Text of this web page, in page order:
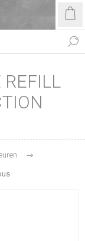
REFILL